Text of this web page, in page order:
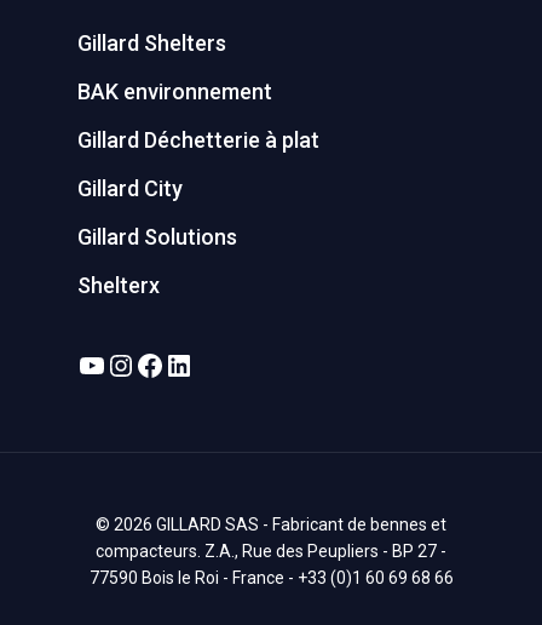
Gillard Shelters
BAK environnement
Gillard Déchetterie à plat
Gillard City
Gillard Solutions
Shelterx
YouTube
Instagram
Facebook
© 2026 GILLARD SAS - Fabricant de bennes et
compacteurs. Z.A., Rue des Peupliers - BP 27 -
77590 Bois le Roi - France - +33 (0)1 60 69 68 66